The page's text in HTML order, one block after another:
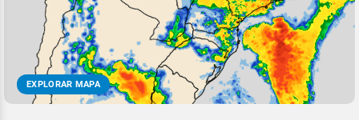
EXPLORAR MAPA